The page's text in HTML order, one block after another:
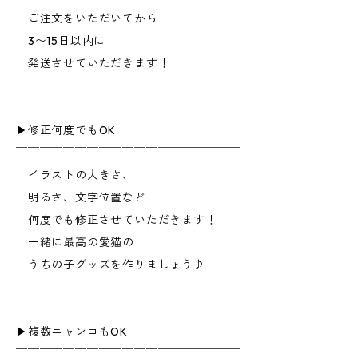
ご注文をいただいてから
3〜15日以内に
発送させていただきます！
▶︎修正何度でもOK
￣￣￣￣￣￣￣￣￣￣￣￣￣￣￣￣￣￣￣
イラストの大きさ、
明るさ、文字位置など
何度でも修正させていただきます！
一緒に最高の愛猫の
うちの子グッズを作りましょう♪
▶︎複数ニャンコもOK
￣￣￣￣￣￣￣￣￣￣￣￣￣￣￣￣￣￣￣